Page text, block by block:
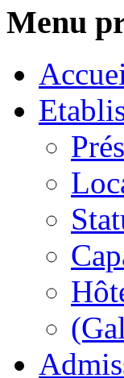
Menu